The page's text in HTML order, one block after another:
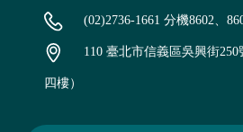
(02)2736-1661 分機8602、
110 臺北市信義區吳興街
四樓）